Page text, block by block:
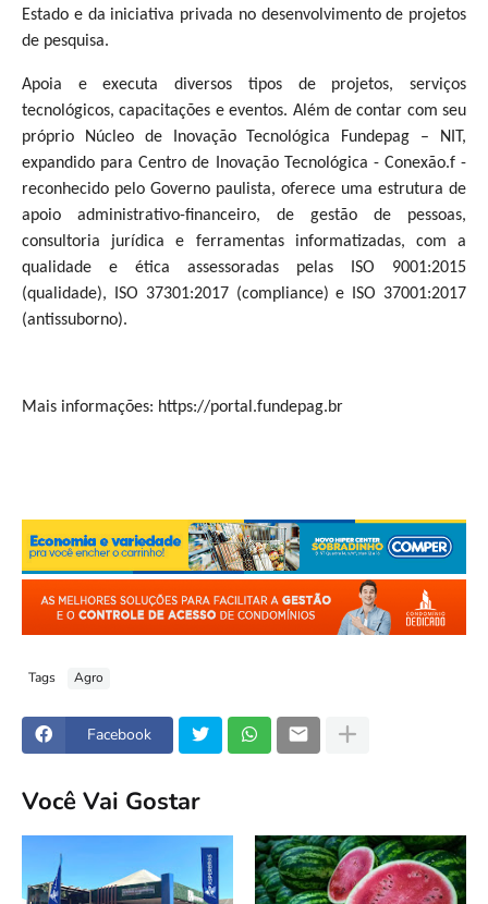
Estado e da iniciativa privada no desenvolvimento de projetos
de pesquisa.
Apoia e executa diversos tipos de projetos, serviços
tecnológicos, capacitações e eventos. Além de contar com seu
próprio Núcleo de Inovação Tecnológica Fundepag – NIT,
expandido para Centro de Inovação Tecnológica - Conexão.f -
reconhecido pelo Governo paulista, oferece uma estrutura de
apoio administrativo-financeiro, de gestão de pessoas,
consultoria jurídica e ferramentas informatizadas, com a
qualidade e ética assessoradas pelas ISO 9001:2015
(qualidade), ISO 37301:2017 (compliance) e ISO 37001:2017
(antissuborno).
Mais informações: https://portal.fundepag.br
Tags Agro
Facebook
Você Vai Gostar